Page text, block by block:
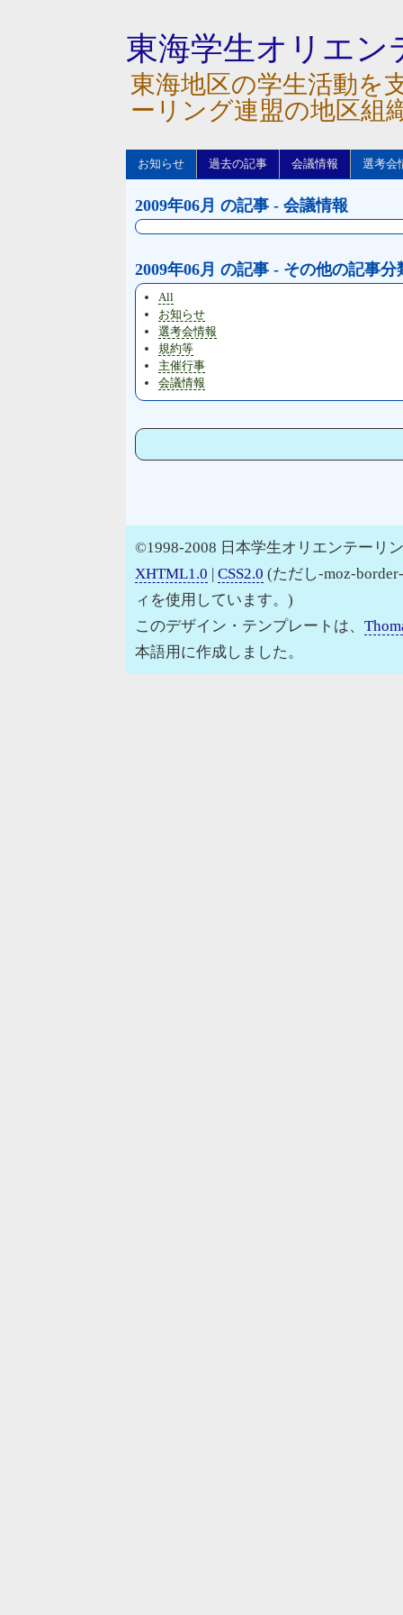
東海学生オリエン
東海地区の学生活動を
ーリング連盟の地区組
お知らせ 過去の記事 会議情報 選考会
2009年06月 の記事 - 会議情報
2009年06月 の記事 - その他の記事分
All
お知らせ
選考会情報
規約等
主催行事
会議情報
©1998-2008 日本学生オリエンテーリ
XHTML1.0 | CSS2.0 (ただし-moz-
ィを使用しています。)
このデザイン・テンプレートは、
本語用に作成しました。